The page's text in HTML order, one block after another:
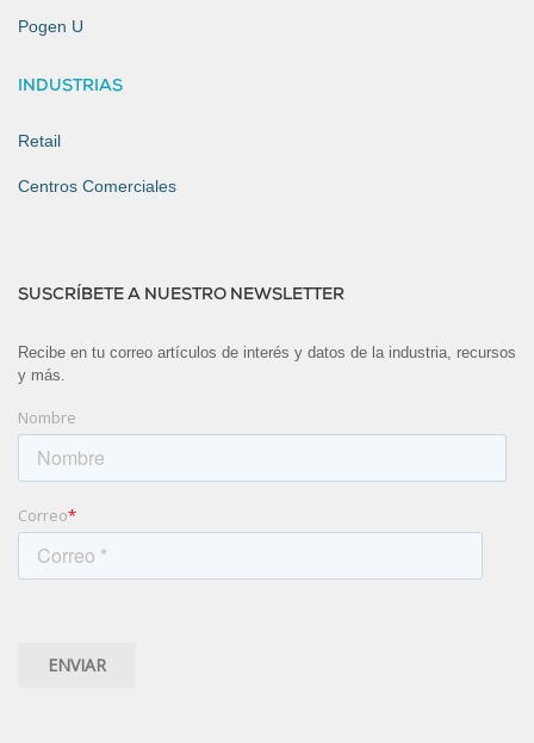
Pogen U
INDUSTRIAS
Retail
Centros Comerciales
SUSCRÍBETE A NUESTRO NEWSLETTER
Recibe en tu correo artículos de interés y datos de la industria, recursos
y más.
Nombre
Correo*